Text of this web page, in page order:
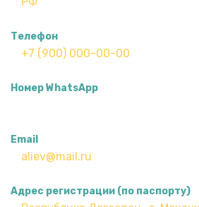
Телефон
Номер WhatsApp
Email
Адрес регистрации (по паспорту)